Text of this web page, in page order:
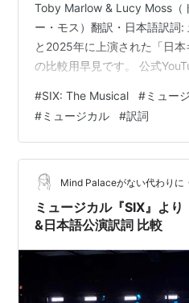
Toby Marlow & Lucy Moss（
ー・モス）翻訳・日本語訳詞
と2025年に上演された「日
の比較用早見です。 公式
い😭 DivorcedDivorced
DivorcedDivorced
SurvivedSurvived And
#SIX: The Musical #ミュー
#ミュージカル #訳詞
Mind Palaceがない代わりに
ミュージカル『SIX』よ
&日本語公演訳詞 比較